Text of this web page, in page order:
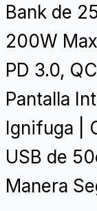
Bank de
200W
PD 3.0,
Pantalla
Ignifuga |
USB de
Manera